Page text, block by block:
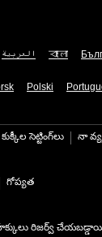
العربية বাংলা
Polski
కుక్కీల సెట్టింగ్‌లు నా
గోప్యత
రిజర్వ్